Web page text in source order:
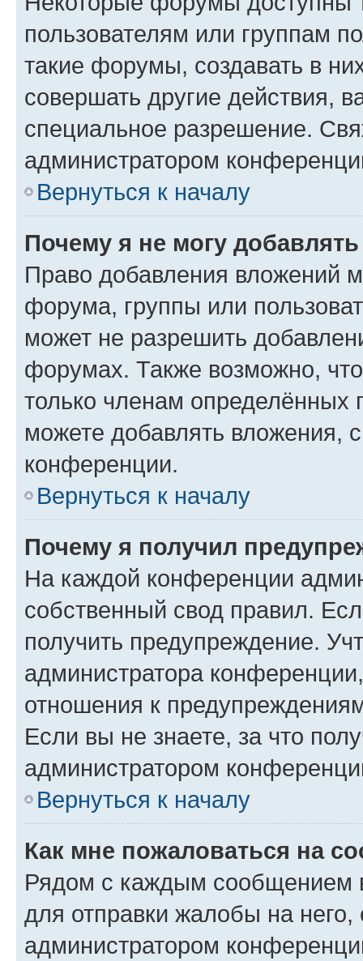
пользователям или группам
такие форумы, создавать в
совершать другие действия,
специальное разрешение.
администратором
Вернуться к началу
Почему я не могу
Право добавления вложений
форума, группы или
может не разрешить
форумах. Также возможно,
только членам определённых
можете добавлять вложения,
конференции.
Вернуться к началу
Почему я получил
На каждой конференции
собственный свод правил.
получить предупреждение.
администратора
отношения к
Если вы не знаете, за что
администратором
Вернуться к началу
Как мне пожаловаться на
Рядом с каждым сообщением
для отправки жалобы на
администратором